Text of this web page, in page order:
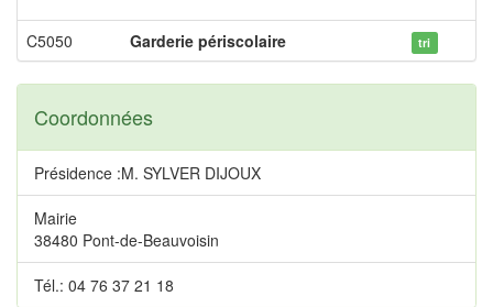
C5050 Garderie périscolaire tri
Coordonnées
Présidence :M. SYLVER DIJOUX
Mairie
38480 Pont-de-Beauvoisin
Tél.: 04 76 37 21 18